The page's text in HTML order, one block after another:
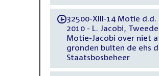
-32500-XIII-14 Motie d.d.
2010 - L. Jacobi,
Motie-Jacobi over niet
gronden buiten de ehs
Staatsbosbeheer